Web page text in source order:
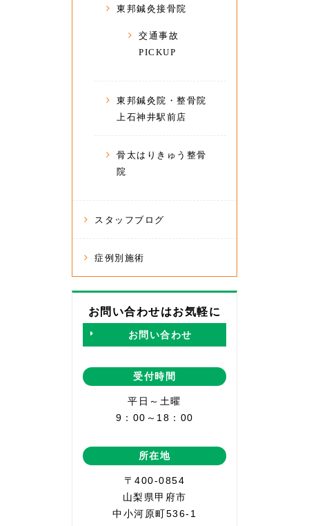
東邦鍼灸接骨院
交通事故
PICKUP
東邦鍼灸院・整骨院
上石神井駅前店
骨太はりきゅう整骨
院
スタッフブログ
症例別施術
お問い合わせはお気軽に
お問い合わせ
受付時間
平日～土曜
9：00～18：00
所在地
〒400-0854
山梨県甲府市
中小河原町536-1